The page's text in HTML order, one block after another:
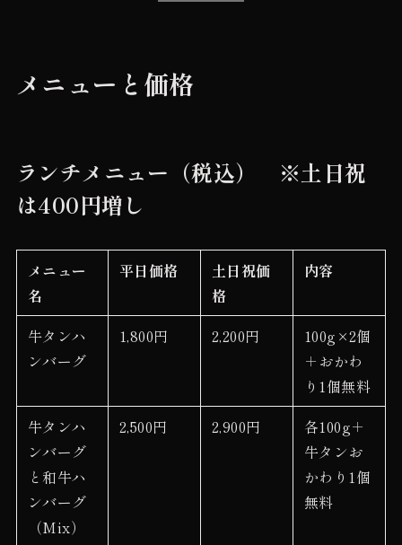
メニューと価格
ランチメニュー（税込） ※土日祝
は400円増し
メニュー
名
平日価格
土日祝価
格
内容
牛タンハ
ンバーグ
1,800円 2,200円
100g×2個
＋おかわ
り1個無料
牛タンハ
ンバーグ
と和牛ハ
ンバーグ
（Mix）
2,500円 2,900円
各100g＋
牛タンお
かわり1個
無料